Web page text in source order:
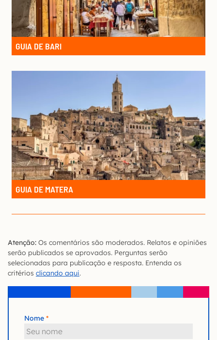
GUIA DE BARI
GUIA DE MATERA
Atenção: Os comentários são moderados. Relatos e opiniões
serão publicados se aprovados. Perguntas serão
selecionadas para publicação e resposta. Entenda os
critérios clicando aqui.
Nome